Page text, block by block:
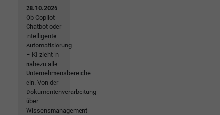
28.10.2026
Ob Copilot,
Chatbot oder
intelligente
Automatisierung
– KI zieht in
nahezu alle
Unternehmensbereiche
ein. Von der
Dokumentenverarbeitung
über
Wissensmanagement